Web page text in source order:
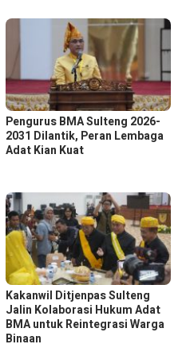
Pengurus BMA Sulteng 2026-
2031 Dilantik, Peran Lembaga
Adat Kian Kuat
Kakanwil Ditjenpas Sulteng
Jalin Kolaborasi Hukum Adat
BMA untuk Reintegrasi Warga
Binaan